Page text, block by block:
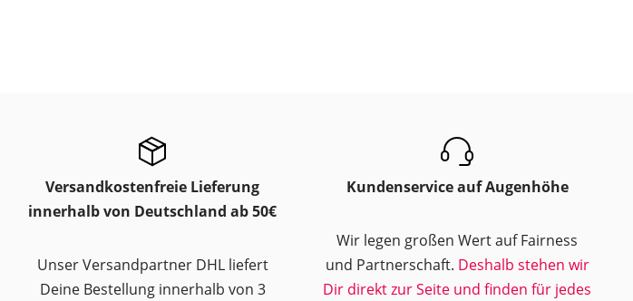
Versandkostenfreie Lieferung
innerhalb von Deutschland ab 50€
Unser Versandpartner DHL liefert
Deine Bestellung innerhalb von 3
Kundenservice auf Augenhöhe
Wir legen großen Wert auf Fairness
und Partnerschaft. Deshalb stehen wir
Dir direkt zur Seite und finden für jedes